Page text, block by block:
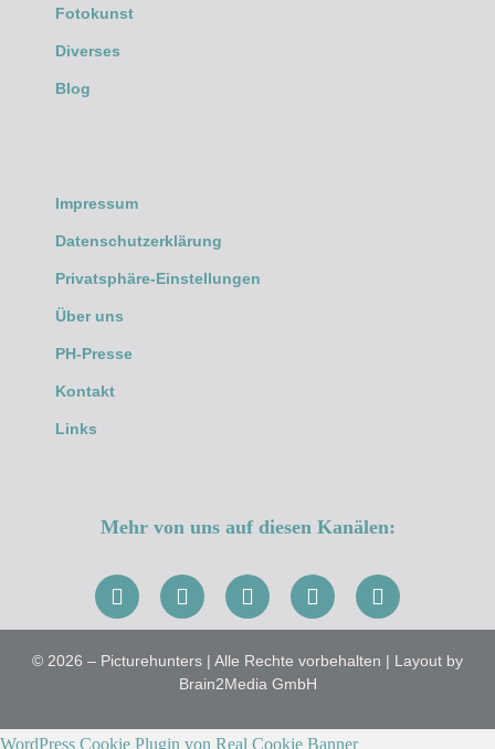
Fotokunst
Diverses
Blog
Impressum
Datenschutzerklärung
Privatsphäre-Einstellungen
Über uns
PH-Presse
Kontakt
Links
Mehr von uns auf diesen Kanälen:
© 2026 – Picturehunters | Alle Rechte vorbehalten | Layout by
Brain2Media GmbH
WordPress Cookie Plugin von Real Cookie Banner